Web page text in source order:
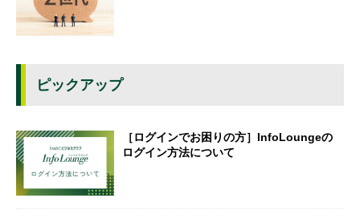
ピックアップ
［ログインでお困りの方］InfoLoungeの
ログイン方法について